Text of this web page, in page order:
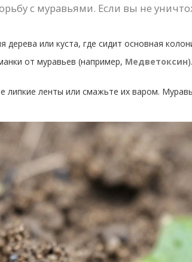
с муравьями. Если вы не
или куста, где сидит основная
от муравьев (например, Медветоксин
липкие ленты или смажьте их варом.